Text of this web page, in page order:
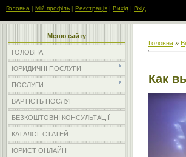
Головна | Мій профіль | Реєстрація | Вихід | Вхід
Меню сайту
ГОЛОВНА
ЮРИДИЧНІ ПОСЛУГИ
ПОСЛУГИ
ВАРТІСТЬ ПОСЛУГ
БЕЗКОШТОВНІ КОНСУЛЬТАЦІЇ
КАТАЛОГ СТАТЕЙ
ЮРИСТ ОНЛАЙН
Головна »
Как